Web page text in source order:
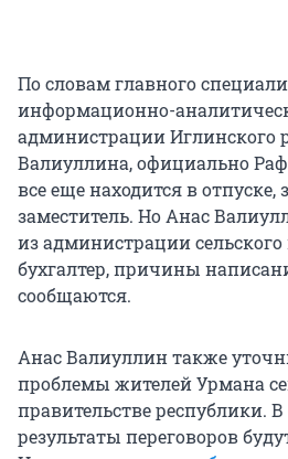
По словам главного
информационно-
администрации Иглинского
Валиуллина, официально
все еще находится в отпуске,
заместитель. Но Анас
из администрации
бухгалтер, причины
сообщаются.
Анас Валиуллин также
проблемы жителей Урмана
правительстве республики.
результаты переговоров